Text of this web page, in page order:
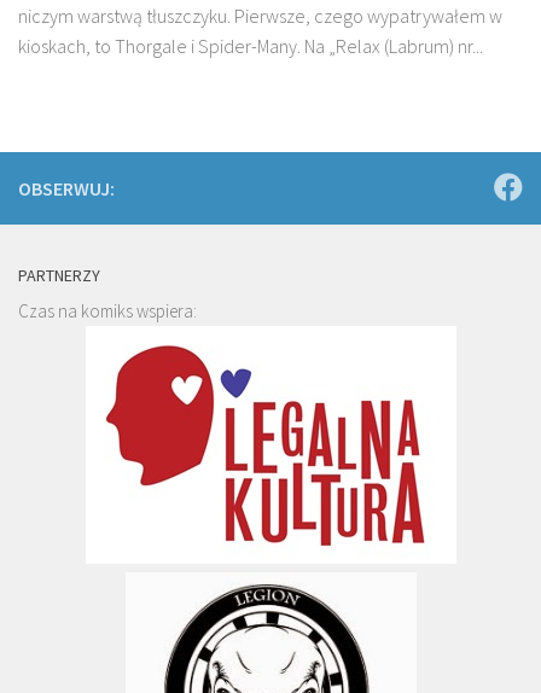
niczym warstwą tłuszczyku. Pierwsze, czego wypatrywałem w
kioskach, to Thorgale i Spider-Many. Na „Relax (Labrum) nr...
OBSERWUJ:
PARTNERZY
Czas na komiks wspiera: